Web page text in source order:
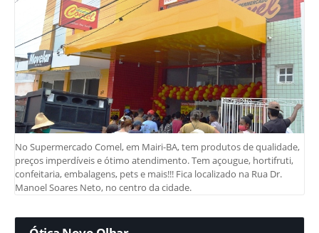
No Supermercado Comel, em Mairi-BA, tem produtos de qualidade,
preços imperdíveis e ótimo atendimento. Tem açougue, hortifruti,
confeitaria, embalagens, pets e mais!!! Fica localizado na Rua Dr.
Manoel Soares Neto, no centro da cidade.